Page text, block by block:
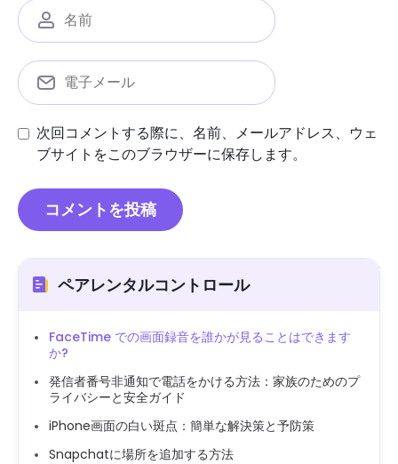
次回コメントする際に、名前、メールアドレス、ウェ
ブサイトをこのブラウザーに保存します。
ペアレンタルコントロール
FaceTime での画面録音を誰かが見ることはできます
か?
発信者番号非通知で電話をかける方法：家族のためのプ
ライバシーと安全ガイド
iPhone画面の白い斑点：簡単な解決策と予防策
Snapchatに場所を追加する方法